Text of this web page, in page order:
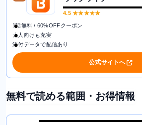
4.5★★★★★
1話無料 / 60%OFFクーポン
大人向けも充実
添付データで配信あり
公式サイトへ
無料で読める範囲・お得情報